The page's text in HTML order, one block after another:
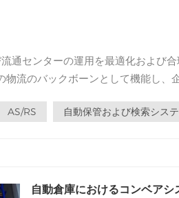
通センターの運用を最適化および
流のバックボーンとして機能し、
AS/RS 自動保管および検索シス
自動倉庫におけるコンベアシ